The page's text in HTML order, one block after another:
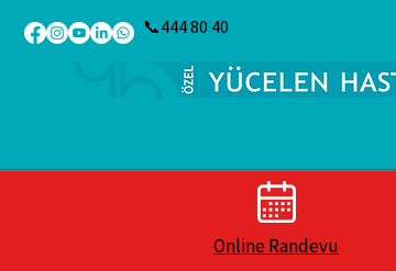
📞444 80 40
Online Randevu